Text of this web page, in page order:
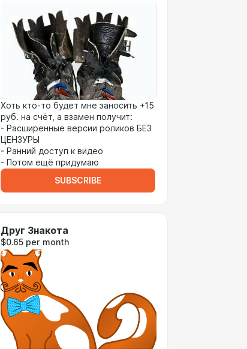
Хоть кто-то будет мне заносить +15
руб. на счёт, а взамен получит:
- Расширенные версии роликов БЕЗ
ЦЕНЗУРЫ
- Ранний доступ к видео
- Потом ещё придумаю
SUBSCRIBE
Друг Знакота
$0.65 per month